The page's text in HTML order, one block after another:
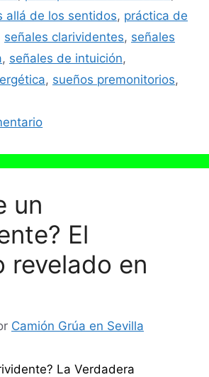
allá de los sentidos, práctica de
señales clarividentes, señales
, señales de intuición,
, sueños premonitorios,
un
El
revelado en
Camión Grúa en Sevilla
La Verdadera